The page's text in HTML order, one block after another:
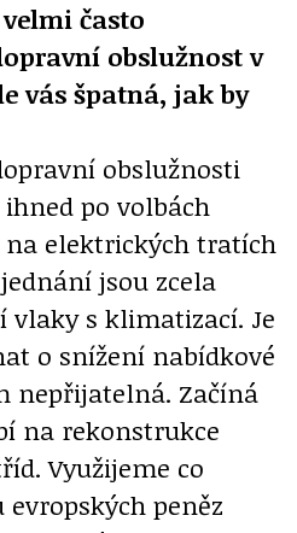
často
obslužnost v
vás špatná, jak by
obslužnosti
po volbách
elektrických tratích
jsou zcela
vlaky s klimatizací. Je
o snížení nabídkové
nepřijatelná. Začíná
na rekonstrukce
Využijeme co
peněz